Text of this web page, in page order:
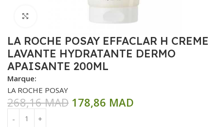
LA ROCHE POSAY EFFACLAR H CREME
LAVANTE HYDRATANTE DERMO
APAISANTE 200ML
Marque:
LA ROCHE POSAY
268,16MAD 178,86 MAD